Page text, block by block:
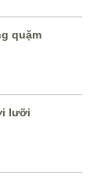
quặm
lưỡi